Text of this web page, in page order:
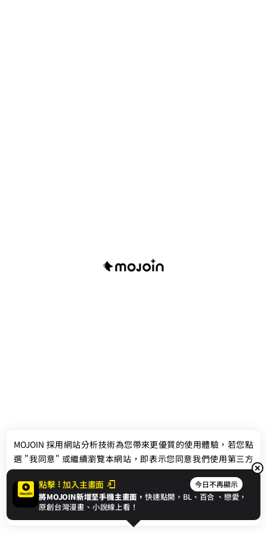
聯絡我們
© 2024 gamania Digital Entertainment Co., Ltd.
點擊 加入主畫面 今日不再顯示
將MOJOIN新增至手機主畫面，快速點開，BL、 百合 、戀愛，
原創台灣漫畫、小說線上看！
MOJOIN 採用網站分析技術為您帶來更優質的使用體驗，若您點
選 "我同意" 或繼續瀏覽本網站，即表示您同意我們使用第三方
Cookie，欲瞭解更多資訊請見隱私權政策。
我同意